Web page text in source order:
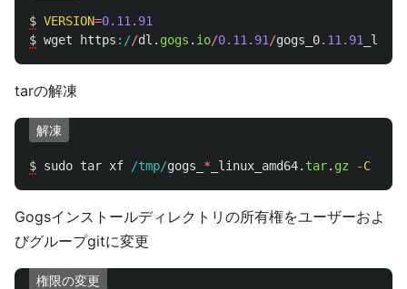
$ VERSION=0.11 . 91
$ wget https ://dl . gogs . io/0.11 . 91 /gogs_0. 11.91
tarの解凍
解凍
$ sudo tar xf /tmp/gogs_ * _linux_amd64. tar. gz -C
Gogsインストールディレクトリの所有権をユーザーおよ
びグループgitに変更
権限の変更